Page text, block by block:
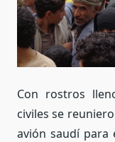
Con rostros
civiles se
avión saudí para